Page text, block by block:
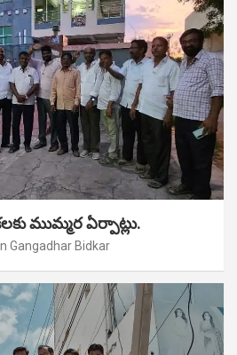
ముమ్మర ఏర్పాట్లు.
Gangadhar Bidkar